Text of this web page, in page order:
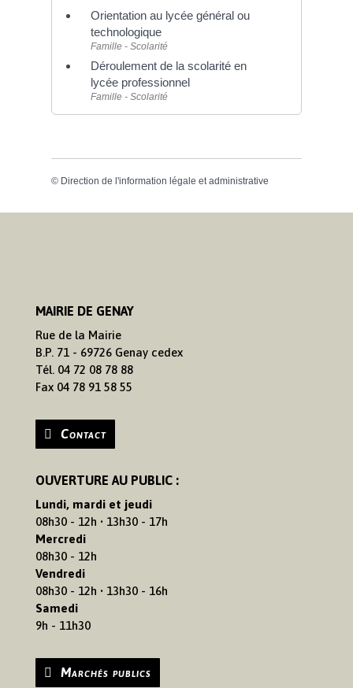
Orientation au lycée général ou
technologique
Famille - Scolarité
Déroulement de la scolarité en
lycée professionnel
Famille - Scolarité
© Direction de l'information légale et administrative
MAIRIE DE GENAY
Rue de la Mairie
B.P. 71 - 69726 Genay cedex
Tél. 04 72 08 78 88
Fax 04 78 91 58 55
Contact
OUVERTURE AU PUBLIC :
Lundi, mardi et jeudi
08h30 - 12h • 13h30 - 17h
Mercredi
08h30 - 12h
Vendredi
08h30 - 12h • 13h30 - 16h
Samedi
9h - 11h30
Marchés publics